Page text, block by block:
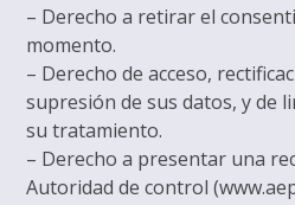
– Derecho a retirar el
momento.
– Derecho de acceso,
supresión de sus datos, y de
su tratamiento.
– Derecho a presentar una
Autoridad de control